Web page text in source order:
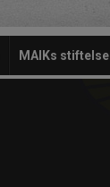
MAIKs stiftelse